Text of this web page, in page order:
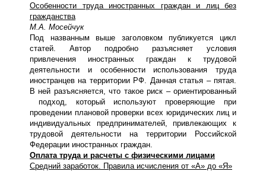
Особенности труда иностранных граждан и лиц без
гражданства
М.А. Мосейчук
Под названным выше заголовком публикуется цикл
статей. Автор подробно разъясняет условия
привлечения иностранных граждан к трудовой
деятельности и особенности использования труда
иностранцев на территории РФ. Данная статья – пятая.
В ней разъясняется, что такое риск – ориентированный
подход, который используют проверяющие при
проведении плановой проверки всех юридических лиц и
индивидуальных предпринимателей, привлекающих к
трудовой деятельности на территории Российской
Федерации иностранных граждан.
Оплата труда и расчеты с физическими лицами
Средний заработок. Правила исчисления от «А» до «Я»